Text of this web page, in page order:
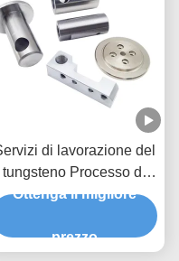
di lavorazione del
tungsteno Processo di
lavorazione del carburo
Ottenga il migliore
prezzo